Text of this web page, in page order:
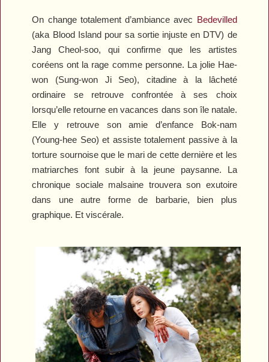
On change totalement d’ambiance avec Bedevilled
(aka Blood Islandpour sa sortie injuste en DTV) de
Jang Cheol-soo, qui confirme que les artistes
coréens ont la rage comme personne. La jolie Hae-
won (Sung-won Ji Seo), citadine à la lâcheté
ordinaire se retrouve confrontée à ses choix
lorsqu’elle retourne en vacances dans son île natale.
Elle y retrouve son amie d’enfance Bok-nam
(Young-hee Seo) et assiste totalement passive à la
torture sournoise que le mari de cette dernière et les
matriarches font subir à la jeune paysanne. La
chronique sociale malsaine trouvera son exutoire
dans une autre forme de barbarie, bien plus
graphique. Et viscérale.